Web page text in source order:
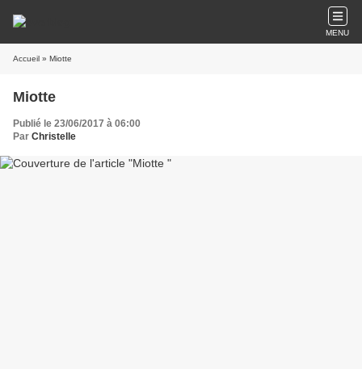
MENU
Accueil » Miotte
Miotte
Publié le 23/06/2017 à 06:00
Par Christelle